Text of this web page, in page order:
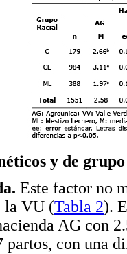
y de
Este factor no
la VU (Tabla 2).
AG con
partos, con una